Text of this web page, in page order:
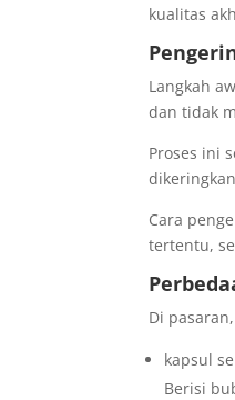
kualitas
Langkah
dan tidak
Proses ini
Cara
tertentu,
Di
kapsul
Berisi